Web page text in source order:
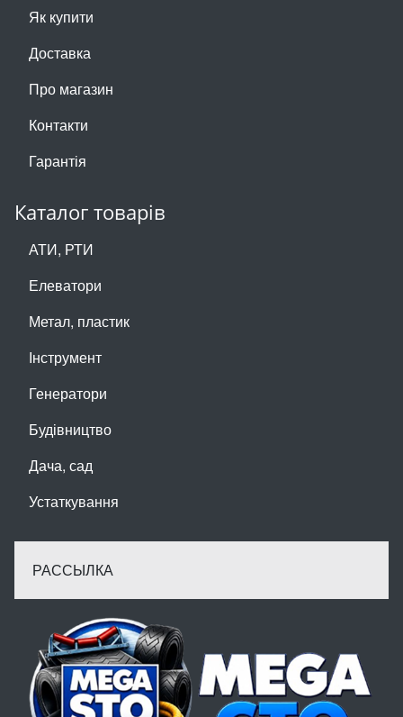
Як купити
Доставка
Про магазин
Контакти
Гарантія
Каталог товарів
АТИ, РТИ
Елеватори
Метал, пластик
Інструмент
Генератори
Будівництво
Дача, сад
Устаткування
РАССЫЛКА